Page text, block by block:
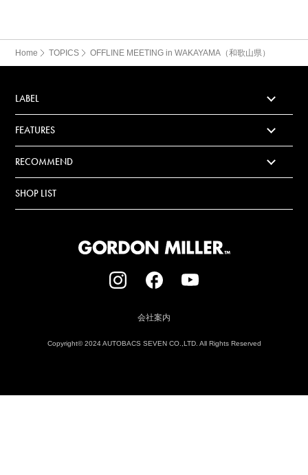
Home TOPICS OFFLINE MEETING in WAKAYAMA（和歌山県）
LABEL
FEATURES
RECOMMEND
SHOP LIST
会社案内
Copyright© 2024 AUTOBACS SEVEN CO.,LTD. All Rights Reserved